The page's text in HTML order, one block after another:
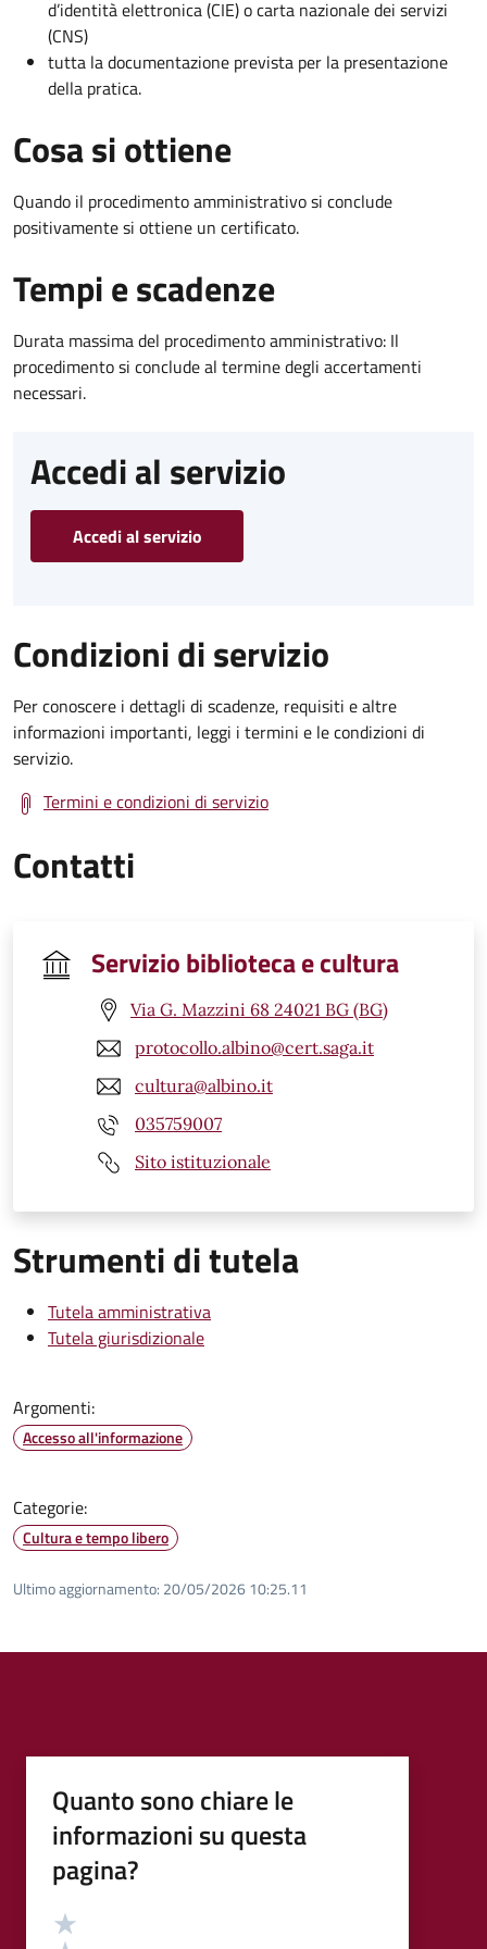
d’identità elettronica (CIE) o carta nazionale dei servizi
(CNS)
tutta la documentazione prevista per la presentazione
della pratica.
Cosa si ottiene
Quando il procedimento amministrativo si conclude
positivamente si ottiene un certificato.
Tempi e scadenze
Durata massima del procedimento amministrativo: Il
procedimento si conclude al termine degli accertamenti
necessari.
Accedi al servizio
Accedi al servizio
Condizioni di servizio
Per conoscere i dettagli di scadenze, requisiti e altre
informazioni importanti, leggi i termini e le condizioni di
servizio.
Termini e condizioni di servizio
Contatti
Servizio biblioteca e cultura
Via G. Mazzini 68 24021 BG (BG)
protocollo.albino@cert.saga.it
cultura@albino.it
035759007
Sito istituzionale
Strumenti di tutela
Tutela amministrativa
Tutela giurisdizionale
Argomenti:
Accesso all'informazione
Categorie:
Cultura e tempo libero
Ultimo aggiornamento: 20/05/2026 10:25.11
Quanto sono chiare le
informazioni su questa
pagina?
Valutazione